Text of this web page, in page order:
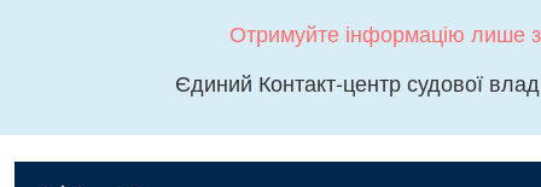
Отримуйте інформацію лише
Єдиний Контакт-центр судової